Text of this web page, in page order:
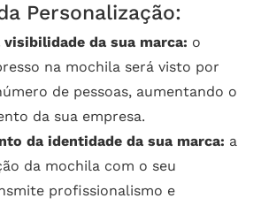
Personalização:
visibilidade da sua marca: o
na mochila será visto por
de pessoas, aumentando o
da sua empresa.
da identidade da sua marca: a
da mochila com o seu
profissionalismo e